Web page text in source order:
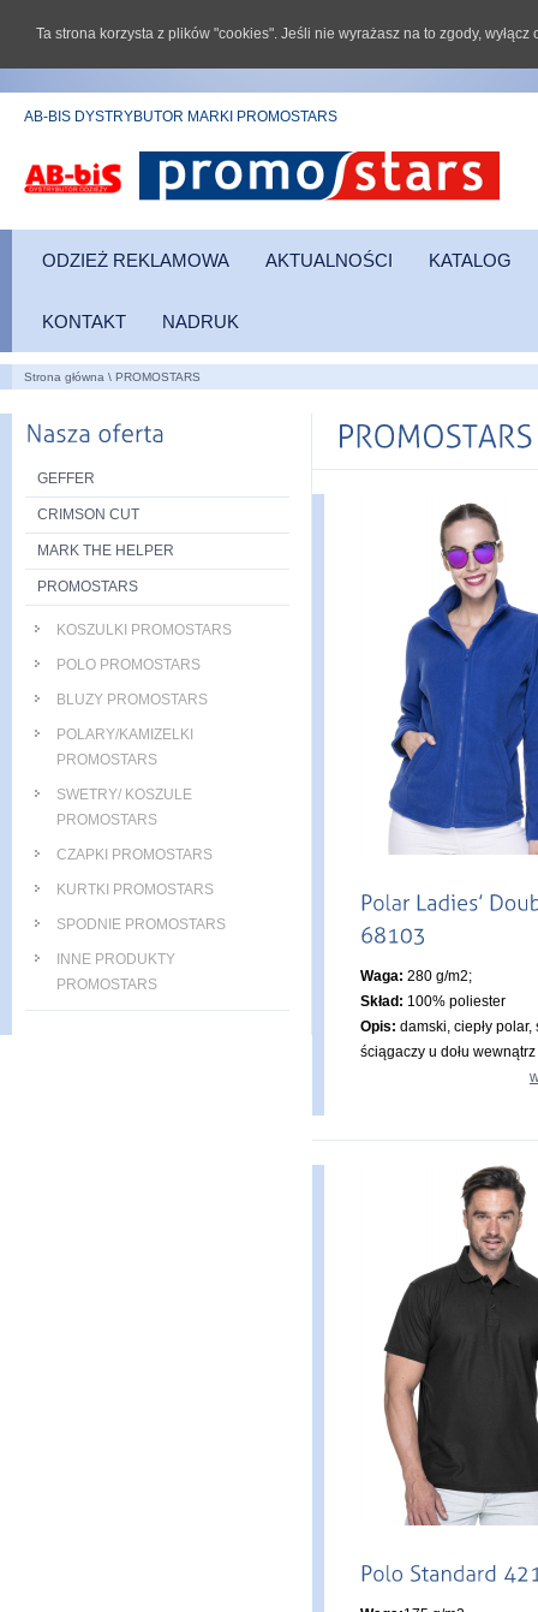
AB-BIS DYSTRYBUTOR MARKI PROMOSTARS
ODZIEŻ REKLAMOWA AKTUALNOŚCI KATALOG
KONTAKT NADRUK
Strona główna \ PROMOSTARS
Waga: 280 g/m2;
Skład: 100% poliester
Opis: damski, ciepły polar,
ściągaczy u dołu wewnątrz
GEFFER
CRIMSON CUT
MARK THE HELPER
PROMOSTARS
KOSZULKI PROMOSTARS
POLO PROMOSTARS
BLUZY PROMOSTARS
POLARY/KAMIZELKI
PROMOSTARS
SWETRY/ KOSZULE
PROMOSTARS
CZAPKI PROMOSTARS
KURTKI PROMOSTARS
SPODNIE PROMOSTARS
INNE PRODUKTY
PROMOSTARS
Ta strona korzysta z plików "cookies". Jeśli nie wyrażasz na to zgody,